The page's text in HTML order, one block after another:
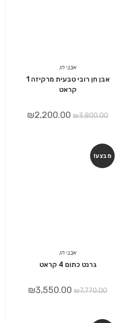
אבני חן
אבן חן רובי טבעית מרקיזה 1
קראט
₪3,800.00
₪2,200.00
מבצע!
אבני חן
גרנט כתום 4 קראט
₪7,770.00
₪3,550.00